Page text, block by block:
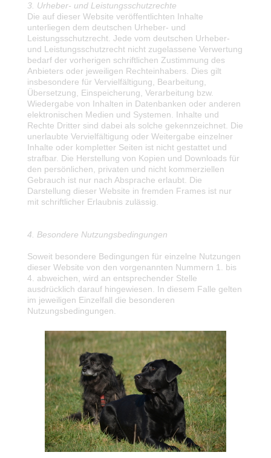
3. Urheber- und Leistungsschutzrechte
Die auf dieser Website veröffentlichten Inhalte
unterliegen dem deutschen Urheber- und
Leistungsschutzrecht. Jede vom deutschen Urheber-
und Leistungsschutzrecht nicht zugelassene Verwertung
bedarf der vorherigen schriftlichen Zustimmung des
Anbieters oder jeweiligen Rechteinhabers. Dies gilt
insbesondere für Vervielfältigung, Bearbeitung,
Übersetzung, Einspeicherung, Verarbeitung bzw.
Wiedergabe von Inhalten in Datenbanken oder anderen
elektronischen Medien und Systemen. Inhalte und
Rechte Dritter sind dabei als solche gekennzeichnet. Die
unerlaubte Vervielfältigung oder Weitergabe einzelner
Inhalte oder kompletter Seiten ist nicht gestattet und
strafbar. Die Herstellung von Kopien und Downloads für
den persönlichen, privaten und nicht kommerziellen
Gebrauch ist nur nach Absprache erlaubt. Die
Darstellung dieser Website in fremden Frames ist nur
mit schriftlicher Erlaubnis zulässig.
4. Besondere Nutzungsbedingungen
Soweit besondere Bedingungen für einzelne Nutzungen
dieser Website von den vorgenannten Nummern 1. bis
4. abweichen, wird an entsprechender Stelle
ausdrücklich darauf hingewiesen. In diesem Falle gelten
im jeweiligen Einzelfall die besonderen
Nutzungsbedingungen.